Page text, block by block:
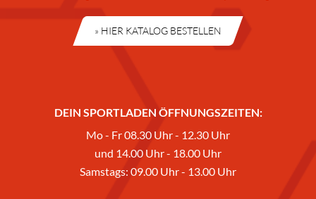
» HIER KATALOG BESTELLEN
DEIN SPORTLADEN ÖFFNUNGSZEITEN:
Mo - Fr 08.30 Uhr - 12.30 Uhr
und 14.00 Uhr - 18.00 Uhr
Samstags: 09.00 Uhr - 13.00 Uhr